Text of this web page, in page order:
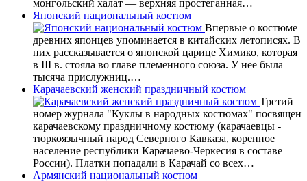
монгольский халат — верхняя простеганная…
Японский национальный костюм
Впервые о костюме
древних японцев упоминается в китайских летописях. В
них рассказывается о японской царице Химико, которая
в III в. стояла во главе племенного союза. У нее была
тысяча прислужниц.…
Карачаевский женский праздничный костюм
Третий
номер журнала "Куклы в народных костюмах" посвящен
карачаевскому праздничному костюму (карачаевцы -
тюркоязычный народ Северного Кавказа, коренное
население республики Карачаево-Черкесия в составе
России). Платки попадали в Карачай со всех…
Армянский национальный костюм